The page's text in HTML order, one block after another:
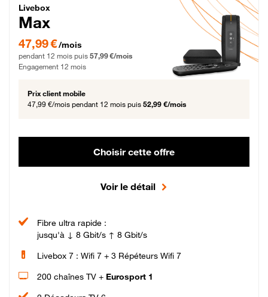
Livebox Max Fibre
Livebox
Max
47,99 € par mois pendant 12 mois puis 57,99 € par mois, Engagement 12 mois
47,99 €/mois
pendant 12 mois puis 57,99 €/mois
Engagement 12 mois
Prix client mobile
47,99 €/mois pendant 12 mois puis 52,99 €/mois
Choisir cette offre
Voir le détail
Fibre ultra rapide :
jusqu'à ↓ 8 Gbit/s ↑ 8 Gbit/s
Livebox 7 : Wifi 7 + 3 Répéteurs Wifi 7
200 chaînes TV + Eurosport 1